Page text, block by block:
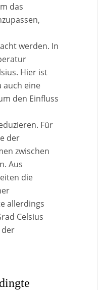
das
werden. In
Hier ist
auch eine
den Einfluss
Für
der
zwischen
Aus
die
allerdings
Celsius
der